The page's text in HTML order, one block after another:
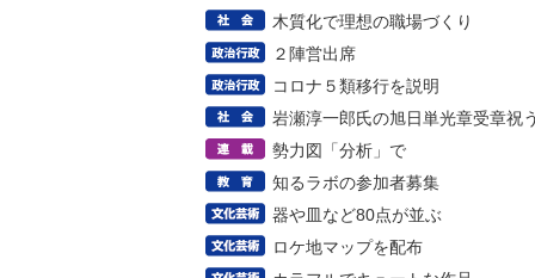
木質化で理想の職場づくり
２陣営出席
コロナ５類移行を説明
岩瀬淳一郎氏の旭日単光章受章祝
勢力図「分析」で
知るラボの参加者募集
器や皿など80点が並ぶ
ロケ地マップを配布